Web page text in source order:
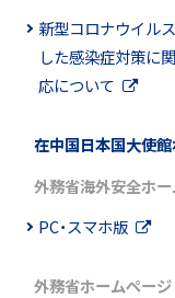
新型コロナウイル
した感染症対策に
応について
在中国日本国大使
外務省海外安全ホ
PC・スマホ版
外務省ホームページ